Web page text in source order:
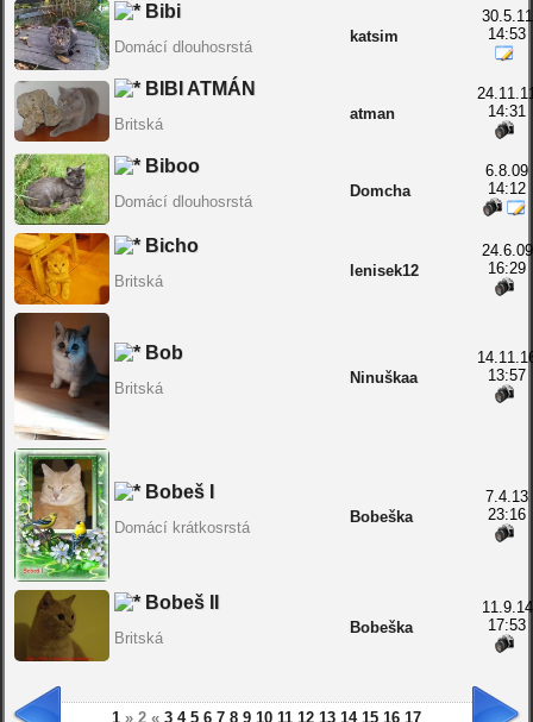
Bibi
Domácí dlouhosrstá
katsim
30.5.11
14:53
BIBI ATMÁN
Britská
atman
14:31
Biboo
Domácí dlouhosrstá
Domcha
6.8.09
14:12
Bicho
Britská
lenisek12
24.6.09
16:29
Bob
Britská
Ninuškaa
13:57
Bobeš I
Domácí krátkosrstá
Bobeška
7.4.13
23:16
Bobeš II
Britská
Bobeška
11.9.14
17:53
1 » 2 « 3 4 5 6 7 8 9 10 11 12 13 14 15 16 17